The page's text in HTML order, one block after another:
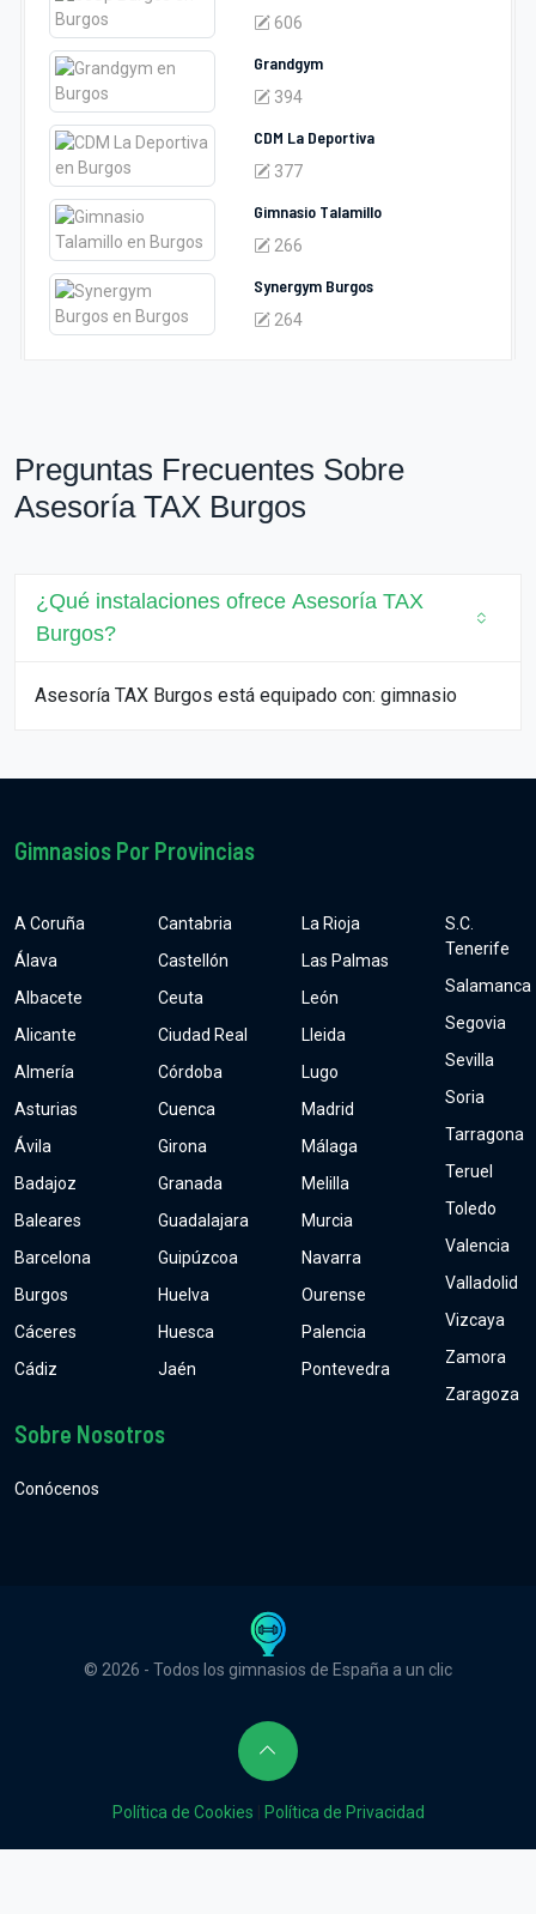
606
Grandgym
394
CDM La Deportiva
377
Gimnasio Talamillo
266
Synergym Burgos
264
Preguntas Frecuentes Sobre
Asesoría TAX Burgos
¿Qué instalaciones ofrece Asesoría TAX
Burgos?
Asesoría TAX Burgos está equipado con: gimnasio
Gimnasios Por Provincias
A Coruña
Álava
Albacete
Alicante
Almería
Asturias
Ávila
Badajoz
Baleares
Barcelona
Burgos
Cáceres
Cádiz
Cantabria
Castellón
Ceuta
Ciudad Real
Córdoba
Cuenca
Girona
Granada
Guadalajara
Guipúzcoa
Huelva
Huesca
Jaén
La Rioja
Las Palmas
León
Lleida
Lugo
Madrid
Málaga
Melilla
Murcia
Navarra
Ourense
Palencia
Pontevedra
S.C.
Tenerife
Salamanca
Segovia
Sevilla
Soria
Tarragona
Teruel
Toledo
Valencia
Valladolid
Vizcaya
Zamora
Zaragoza
Sobre Nosotros
Conócenos
© 2026 - Todos los gimnasios de España a un clic
Política de Cookies Política de Privacidad